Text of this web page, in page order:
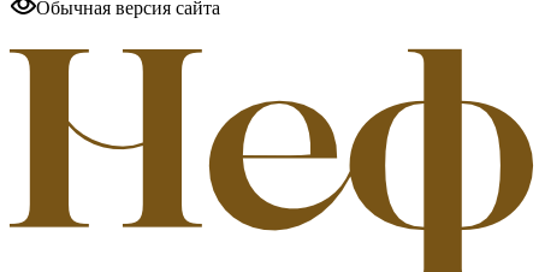
Обычная версия сайта